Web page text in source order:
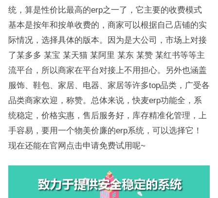
统，算是性价比最高的erp之一了，它主要的收费模式
基本是按年和按单收费的，商家可以根据自己店铺的实
际情况，选择具体的版本。因为是大公司，市场上对接
了某多多 某宝 某天猫 某阿里 某东 某赞 某红书等等主
流平台，所以商家在平台对接上不用担心。另外也涵盖
服饰、鞋包、家居、电器、家居等许多top品类，广受各
品类商家欢迎，称赞。总体来说，快麦erp功能全，系
统稳定，价格实惠，售后服务好，库存精准化管理，上
手容易，要用一个物美价廉的erp系统，可以选择它！
现在还能在官网点击申请免费试用呢~